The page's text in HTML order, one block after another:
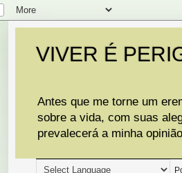
VIVER É
Antes que me torne um
sobre a vida, com suas
prevalecerá a minha